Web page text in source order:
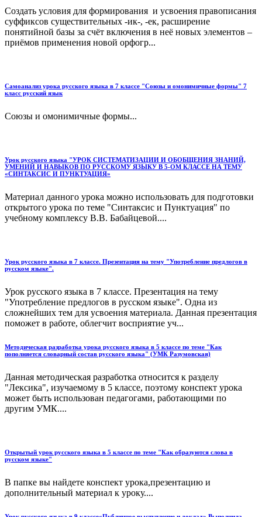
Создать условия для формирования и усвоения правописания
суффиксов существительных -ик-, -ек, расширение
понятийной базы за счёт включения в неё новых элементов –
приёмов применения новой орфогр...
Самоанализ урока русского языка в 7 классе "Союзы и омонимичные формы" 7
класс русский язык
Союзы и омонимичные формы...
Урок русского языка "УРОК СИСТЕМАТИЗАЦИИ И ОБОБЩЕНИЯ ЗНАНИЙ,
УМЕНИЙ И НАВЫКОВ ПО РУССКОМУ ЯЗЫКУ В 5-ОМ КЛАССЕ НА ТЕМУ
«СИНТАКСИС И ПУНКТУАЦИЯ»
Материал данного урока можно использовать для подготовки
открытого урока по теме "Синтаксис и Пунктуация" по
учебному комплексу В.В. Бабайцевой....
Урок русского языка в 7 классе. Презентация на тему "Употребление предлогов в
русском языке".
Урок русского языка в 7 классе. Презентация на тему
"Употребление предлогов в русском языке". Одна из
сложнейших тем для усвоения материала. Данная презентация
поможет в работе, облегчит восприятие уч...
Методическая разработка урока русского языка в 5 классе по теме "Как
пополняется словарный состав русского языка" (УМК Разумовская)
Данная методическая разработка относится к разделу
"Лексика", изучаемому в 5 классе, поэтому конспект урока
может быть использован педагогами, работающими по
другим УМК....
Открытый урок русского языка в 5 классе по теме "Как образуются слова в
русском языке"
В папке вы найдете конспект урока,презентацию и
дополнительный материал к уроку....